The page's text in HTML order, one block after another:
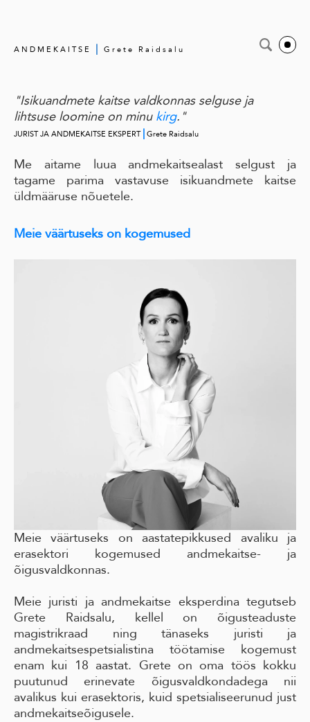
ANDMEKAITSE | Grete Raidsalu
"Isikuandmete kaitse valdkonnas selguse ja
lihtsuse loomine on minu kirg."
JURIST JA ANDMEKAITSE EKSPERT | Grete Raidsalu
Me aitame luua andmekaitsealast selgust ja
tagame parima vastavuse isikuandmete kaitse
üldmääruse nõuetele.
Meie väärtuseks on kogemused
Meie väärtuseks on aastatepikkused avaliku ja
erasektori kogemused andmekaitse- ja
õigusvaldkonnas.
Meie juristi ja andmekaitse eksperdina tegutseb
Grete Raidsalu, kellel on õigusteaduste
magistrikraad ning tänaseks juristi ja
andmekaitsespetsialistina töötamise kogemust
enam kui 18 aastat. Grete on oma töös kokku
puutunud erinevate õigusvaldkondadega nii
avalikus kui erasektoris, kuid spetsialiseerunud just
andmekaitseõigusele.